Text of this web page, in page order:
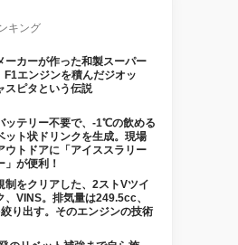
キング
ーカーが作った和製スーパー
F1エンジンを積んだジオッ
スピタという伝説
ッテリー不要で、-1℃の飲める
ット状ドリンクを生成。現場
ウトドアに「アイススラリー
」が便利！
制をクリアした、2ストVツイ
、VINS。排気量は249.5cc、
り出す。そのエンジンの技術